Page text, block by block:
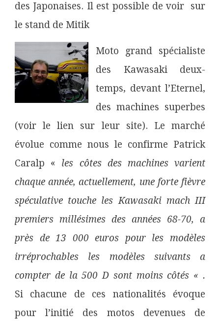
des Japonaises. Il est possible de voir sur
le stand de Mitik
Moto grand spécialiste
des Kawasaki deux-
temps, devant l’Eternel,
des machines superbes
(voir le lien sur leur site). Le marché
évolue comme nous le confirme Patrick
Caralp « les côtes des machines varient
chaque année, actuellement, une forte fièvre
spéculative touche les Kawasaki mach III
premiers millésimes des années 68-70, a
près de 13 000 euros pour les modèles
irréprochables les modèles suivants a
compter de la 500 D sont moins côtés « .
Si chacune de ces nationalités évoque
pour l’initié des motos devenues de